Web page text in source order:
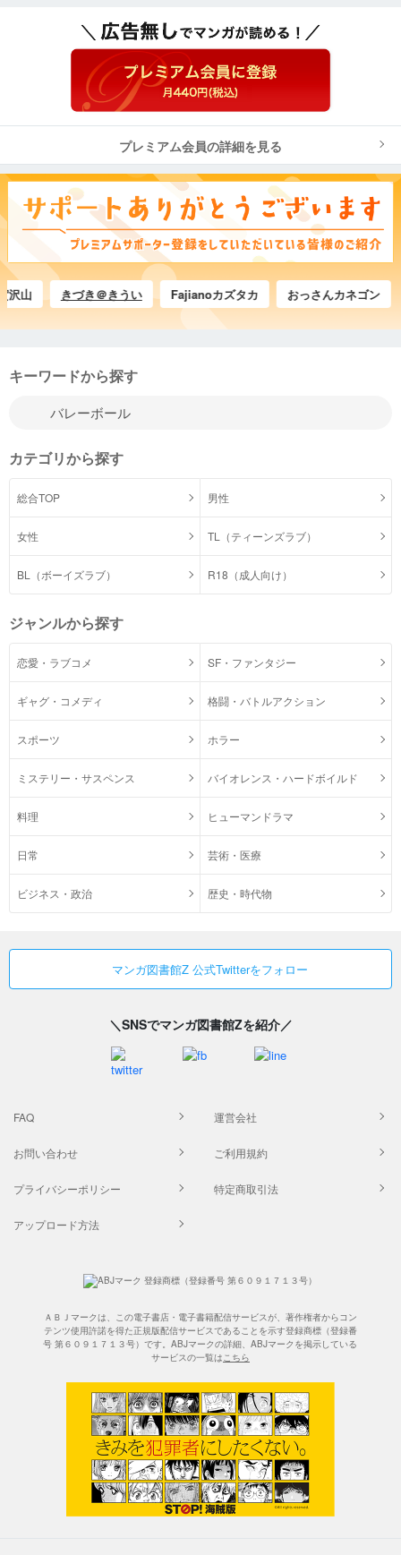
プレミアム会員の詳細を見る
きづき＠きうい Fajianoカズタカ おっさんカネゴン
キーワードから探す
カテゴリから探す
総合TOP 男性
女性 TL（ティーンズラブ）
BL（ボーイズラブ） R18（成人向け）
ジャンルから探す
恋愛・ラブコメ SF・ファンタジー
ギャグ・コメディ 格闘・バトルアクション
スポーツ ホラー
ミステリー・サスペンス バイオレンス・ハードボイルド
料理 ヒューマンドラマ
日常 芸術・医療
ビジネス・政治 歴史・時代物
マンガ図書館Z 公式Twitterをフォロー
＼SNSでマンガ図書館Zを紹介／
FAQ 運営会社
お問い合わせ ご利用規約
プライバシーポリシー 特定商取引法
アップロード方法
ＡＢＪマークは、この電子書店・電子書籍配信サービスが、著作権者からコン
テンツ使用許諾を得た正規版配信サービスであることを示す登録商標（登録番
号 第６０９１７１３号）です。ABJマークの詳細、ABJマークを掲示している
サービスの一覧はこちら